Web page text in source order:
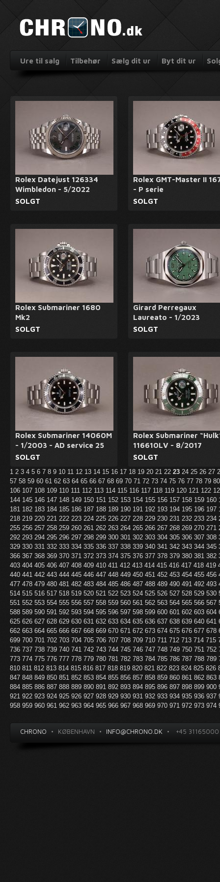
Ure til salg Tilbehør Sælg dit ur Byt dit ur
Rolex Datejust 126334
Wimbledon - 5/2022
SOLGT
Rolex GMT-Master II
- P serie
SOLGT
Rolex Submariner 1680
Mk2
SOLGT
Girard Perregaux
Laureato - 1/2023
SOLGT
Rolex Submariner 14060M
- 1/2003 - AD service 25
SOLGT
Rolex Submariner
116610LV - 8/2017
SOLGT
1 2 3 4 5 6 7 8 9 10 11 12 13 14 15 16 17 18 19 20 21 22 23 24 25 26 27
57 58 59 60 61 62 63 64 65 66 67 68 69 70 71 72 73 74 75 76 77 78 79
106 107 108 109 110 111 112 113 114 115 116 117 118 119 120 121 122
144 145 146 147 148 149 150 151 152 153 154 155 156 157 158 159 160
181 182 183 184 185 186 187 188 189 190 191 192 193 194 195 196 197
218 219 220 221 222 223 224 225 226 227 228 229 230 231 232 233 234
255 256 257 258 259 260 261 262 263 264 265 266 267 268 269 270 271
292 293 294 295 296 297 298 299 300 301 302 303 304 305 306 307 308
329 330 331 332 333 334 335 336 337 338 339 340 341 342 343 344 345
366 367 368 369 370 371 372 373 374 375 376 377 378 379 380 381 382
403 404 405 406 407 408 409 410 411 412 413 414 415 416 417 418 419
440 441 442 443 444 445 446 447 448 449 450 451 452 453 454 455 456
477 478 479 480 481 482 483 484 485 486 487 488 489 490 491 492 493
514 515 516 517 518 519 520 521 522 523 524 525 526 527 528 529 530
551 552 553 554 555 556 557 558 559 560 561 562 563 564 565 566 567
588 589 590 591 592 593 594 595 596 597 598 599 600 601 602 603 604
625 626 627 628 629 630 631 632 633 634 635 636 637 638 639 640 641
662 663 664 665 666 667 668 669 670 671 672 673 674 675 676 677 678
699 700 701 702 703 704 705 706 707 708 709 710 711 712 713 714 715
736 737 738 739 740 741 742 743 744 745 746 747 748 749 750 751 752
773 774 775 776 777 778 779 780 781 782 783 784 785 786 787 788 789
810 811 812 813 814 815 816 817 818 819 820 821 822 823 824 825 826
847 848 849 850 851 852 853 854 855 856 857 858 859 860 861 862 863
884 885 886 887 888 889 890 891 892 893 894 895 896 897 898 899 900
921 922 923 924 925 926 927 928 929 930 931 932 933 934 935 936 937
958 959 960 961 962 963 964 965 966 967 968 969 970 971 972 973 974
CHRONO • KØBENHAVN • INFO@CHRONO.DK • +45 31165000